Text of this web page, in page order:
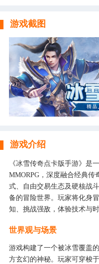
游戏截图
游戏介绍
《冰雪传奇点卡版手游》是
MMORPG，深度融合经典
式、自由交易生态及硬核战
备的冒险世界。玩家将化身
知、挑战强敌，体验技术与
世界观与场景
游戏构建了一个被冰雪覆盖
方玄幻的神秘。玩家可穿梭